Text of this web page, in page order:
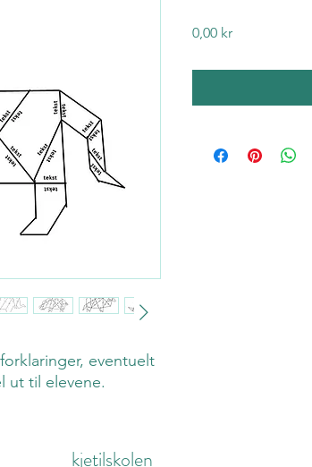
eventuelt
ut til elevene.
0,00 krPrice
kjetilskolen